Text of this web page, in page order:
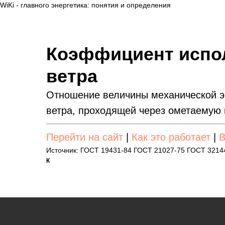
WiKi - главного энергетика: понятия и определения
Коэффициент
ветра
Отношение величины механической
ветра, проходящей через ометаемую
Перейти на сайт Как это работает
Источник: ГОСТ 19431-84 ГОСТ 21027-75 ГОСТ
К